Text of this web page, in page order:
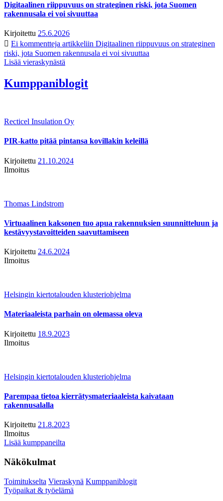
Digitaalinen riippuvuus on strateginen riski, jota Suomen
rakennusala ei voi sivuuttaa
Kirjoitettu 25.6.2026
Ei kommentteja artikkeliin Digitaalinen riippuvuus on strateginen
riski, jota Suomen rakennusala ei voi sivuuttaa
Lisää vieraskynästä
Kumppaniblogit
Recticel Insulation Oy
PIR-katto pitää pintansa kovillakin keleillä
Kirjoitettu 21.10.2024
Ilmoitus
Thomas Lindstrom
Virtuaalinen kaksonen tuo apua rakennuksien suunnitteluun ja
kestävyystavoitteiden saavuttamiseen
Kirjoitettu 24.6.2024
Ilmoitus
Helsingin kiertotalouden klusteriohjelma
Materiaaleista parhain on olemassa oleva
Kirjoitettu 18.9.2023
Ilmoitus
Helsingin kiertotalouden klusteriohjelma
Parempaa tietoa kierrätysmateriaaleista kaivataan
rakennusalalla
Kirjoitettu 21.8.2023
Ilmoitus
Lisää kumppaneilta
Näkökulmat
Toimitukselta Vieraskynä Kumppaniblogit
Työpaikat & työelämä